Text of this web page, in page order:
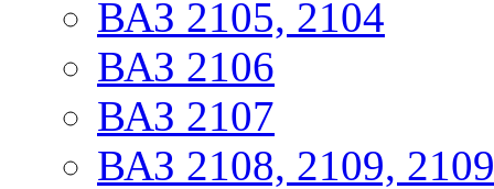
ВАЗ 2105, 2104
ВАЗ 2106
ВАЗ 2107
ВАЗ 2108, 2109,